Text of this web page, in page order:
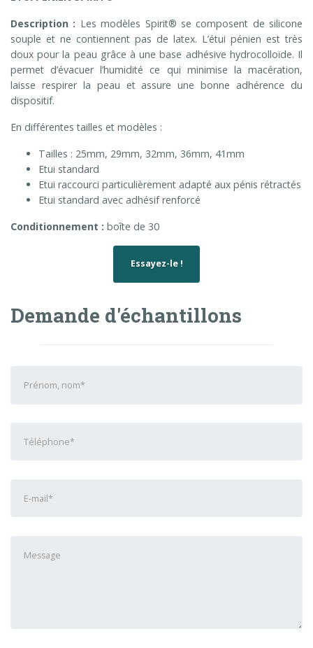
Description : Les modèles Spirit® se composent de silicone
souple et ne contiennent pas de latex. L’étui pénien est très
doux pour la peau grâce à une base adhésive hydrocolloïde. Il
permet d’évacuer l’humidité ce qui minimise la macération,
laisse respirer la peau et assure une bonne adhérence du
dispositif.
En différentes tailles et modèles :
Tailles : 25mm, 29mm, 32mm, 36mm, 41mm
Etui standard
Etui raccourci particulièrement adapté aux pénis rétractés
Etui standard avec adhésif renforcé
Conditionnement : boîte de 30
Essayez-le !
Demande d'échantillons